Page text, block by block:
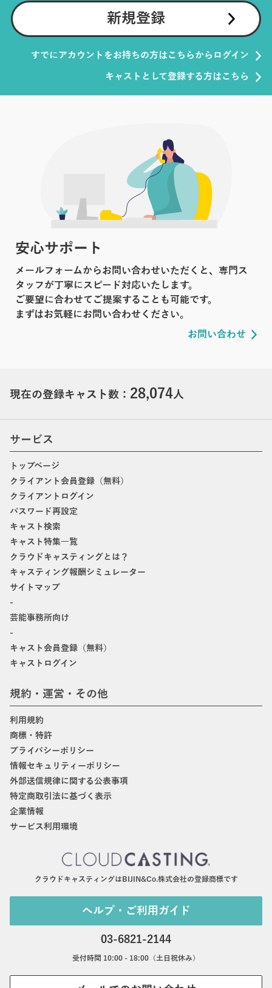
新規登録
すでにアカウントをお持ちの方はこちらからログイン
キャストとして登録する方はこちら
安心サポート
メールフォームからお問い合わせいただくと、専門ス
タッフが丁寧にスピード対応いたします。
ご要望に合わせてご提案することも可能です。
まずはお気軽にお問い合わせください。
お問い合わせ
現在の登録キャスト数： 28,074人
サービス
トップページ
クライアント会員登録（無料）
クライアントログイン
パスワード再設定
キャスト検索
キャスト特集一覧
クラウドキャスティングとは？
キャスティング報酬シミュレーター
サイトマップ
-
芸能事務所向け
-
キャスト会員登録（無料）
キャストログイン
規約・運営・その他
利用規約
商標・特許
プライバシーポリシー
情報セキュリティーポリシー
外部送信規律に関する公表事項
特定商取引法に基づく表示
企業情報
サービス利用環境
クラウドキャスティングはBIJIN&Co.株式会社の登録商標です
ヘルプ・ご利用ガイド
03-6821-2144
受付時間 10:00 - 18:00（土日祝休み）